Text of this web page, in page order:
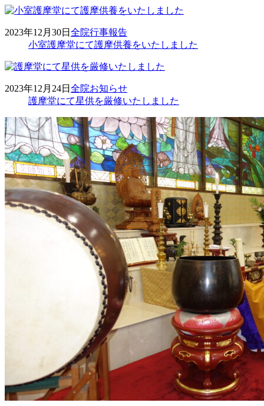
2023年12月30日 全院行事報告
小室護摩堂にて護摩供養をいたしました
2023年12月24日 全院お知らせ
護摩堂にて星供を厳修いたしました